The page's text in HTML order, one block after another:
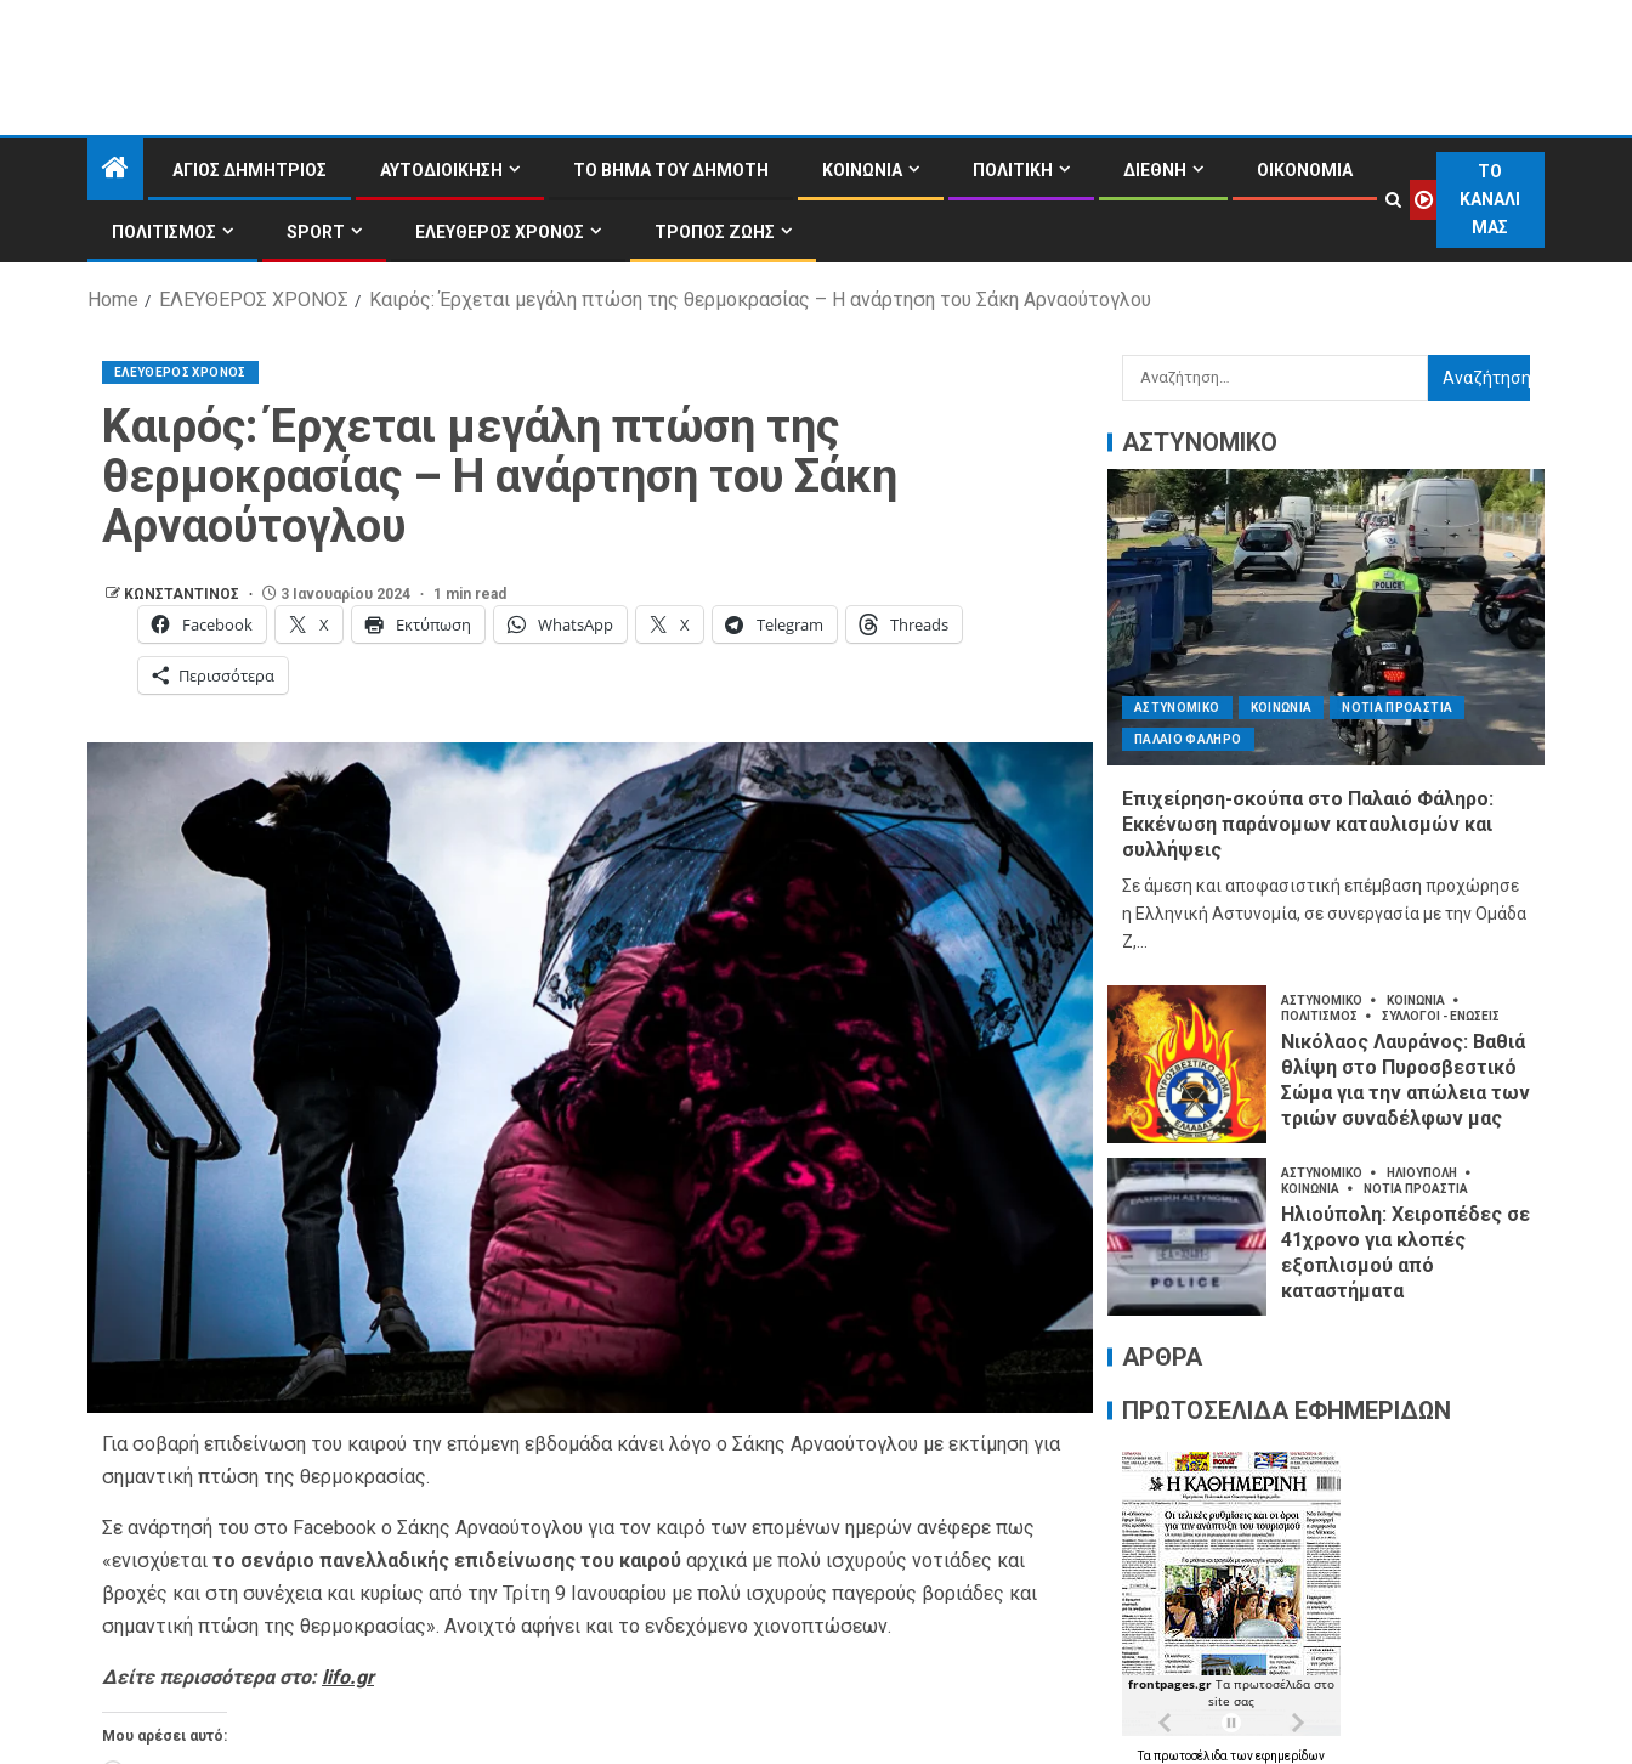
ΑΓΙΟΣ ΔΗΜΗΤΡΙΟΣ ΑΥΤΟΔΙΟΙΚΗΣΗ ΤΟ ΒΗΜΑ ΤΟΥ ΔΗΜΟΤΗ ΚΟΙΝΩΝΙΑ ΠΟΛΙΤΙΚΗ ΔΙΕΘΝΗ ΟΙΚΟΝΟΜΙΑ
ΠΟΛΙΤΙΣΜΟΣ SPORT ΕΛΕΥΘΕΡΟΣ ΧΡΟΝΟΣ ΤΡΟΠΟΣ ΖΩΗΣ
ΤΟ
ΚΑΝΑΛΙ
ΜΑΣ
Home ΕΛΕΥΘΕΡΟΣ ΧΡΟΝΟΣ Καιρός: Έρχεται μεγάλη πτώση της θερμοκρασίας – Η ανάρτηση του Σάκη Αρναούτογλου
ΕΛΕΥΘΕΡΟΣ ΧΡΟΝΟΣ
Καιρός: Έρχεται μεγάλη πτώση της
θερμοκρασίας – Η ανάρτηση του Σάκη
Αρναούτογλου
ΚΩΝΣΤΑΝΤΙΝΟΣ 3 Ιανουαρίου 2024 1 min read
Facebook X Εκτύπωση WhatsApp X Telegram Threads
Περισσότερα
Για σοβαρή επιδείνωση του καιρού την επόμενη εβδομάδα κάνει λόγο ο Σάκης Αρναούτογλου με εκτίμηση για
σημαντική πτώση της θερμοκρασίας.
Σε ανάρτησή του στο Facebook ο Σάκης Αρναούτογλου για τον καιρό των επομένων ημερών ανέφερε πως
«ενισχύεται το σενάριο πανελλαδικής επιδείνωσης του καιρού αρχικά με πολύ ισχυρούς νοτιάδες και
βροχές και στη συνέχεια και κυρίως από την Τρίτη 9 Ιανουαρίου με πολύ ισχυρούς παγερούς βοριάδες και
σημαντική πτώση της θερμοκρασίας». Ανοιχτό αφήνει και το ενδεχόμενο χιονοπτώσεων.
Δείτε περισσότερα στο: lifo.gr
Μου αρέσει αυτό:
ΑΣΤΥΝΟΜΙΚΟ
ΑΣΤΥΝΟΜΙΚΟ ΚΟΙΝΩΝΙΑ ΝΟΤΙΑ ΠΡΟΑΣΤΙΑ
ΠΑΛΑΙΟ ΦΑΛΗΡΟ
Επιχείρηση-σκούπα στο Παλαιό Φάληρο:
Εκκένωση παράνομων καταυλισμών και
συλλήψεις
Σε άμεση και αποφασιστική επέμβαση προχώρησε
η Ελληνική Αστυνομία, σε συνεργασία με την Ομάδα
Ζ,...
ΑΣΤΥΝΟΜΙΚΟ
ΚΟΙΝΩΝΙΑ
ΠΟΛΙΤΙΣΜΟΣ
ΣΥΛΛΟΓΟΙ - ΕΝΩΣΕΙΣ
Νικόλαος Λαυράνος: Βαθιά
θλίψη στο Πυροσβεστικό
Σώμα για την απώλεια των
τριών συναδέλφων μας
ΑΣΤΥΝΟΜΙΚΟ
ΗΛΙΟΥΠΟΛΗ
ΚΟΙΝΩΝΙΑ
ΝΟΤΙΑ ΠΡΟΑΣΤΙΑ
Ηλιούπολη: Χειροπέδες σε
41χρονο για κλοπές
εξοπλισμού από
καταστήματα
ΑΡΘΡΑ
ΠΡΩΤΟΣΕΛΙΔΑ ΕΦΗΜΕΡΙΔΩΝ
Τα πρωτοσέλιδα τωνεφημερίδων